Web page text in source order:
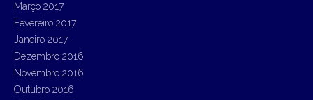
Março 2017
Fevereiro 2017
Janeiro 2017
Dezembro 2016
Novembro 2016
Outubro 2016